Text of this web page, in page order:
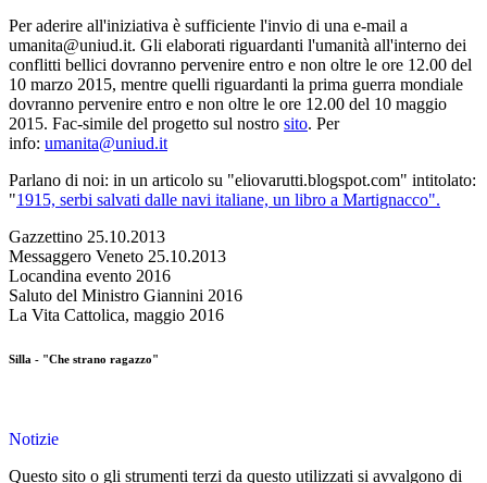
Per aderire all'iniziativa è sufficiente l'invio di una e-mail a
umanita@uniud.it. Gli elaborati riguardanti l'umanità all'interno dei
conflitti bellici dovranno pervenire entro e non oltre le ore 12.00 del
10 marzo 2015, mentre quelli riguardanti la prima guerra mondiale
dovranno pervenire entro e non oltre le ore 12.00 del 10 maggio
2015. Fac-simile del progetto sul nostro sito. Per
info: umanita@uniud.it
Parlano di noi: in un articolo su "eliovarutti.blogspot.com" intitolato:
"1915, serbi salvati dalle navi italiane, un libro a Martignacco".
Gazzettino 25.10.2013
Messaggero Veneto 25.10.2013
Locandina evento 2016
Saluto del Ministro Giannini 2016
La Vita Cattolica, maggio 2016
Silla - "Che strano ragazzo"
Notizie
Questo sito o gli strumenti terzi da questo utilizzati si avvalgono di